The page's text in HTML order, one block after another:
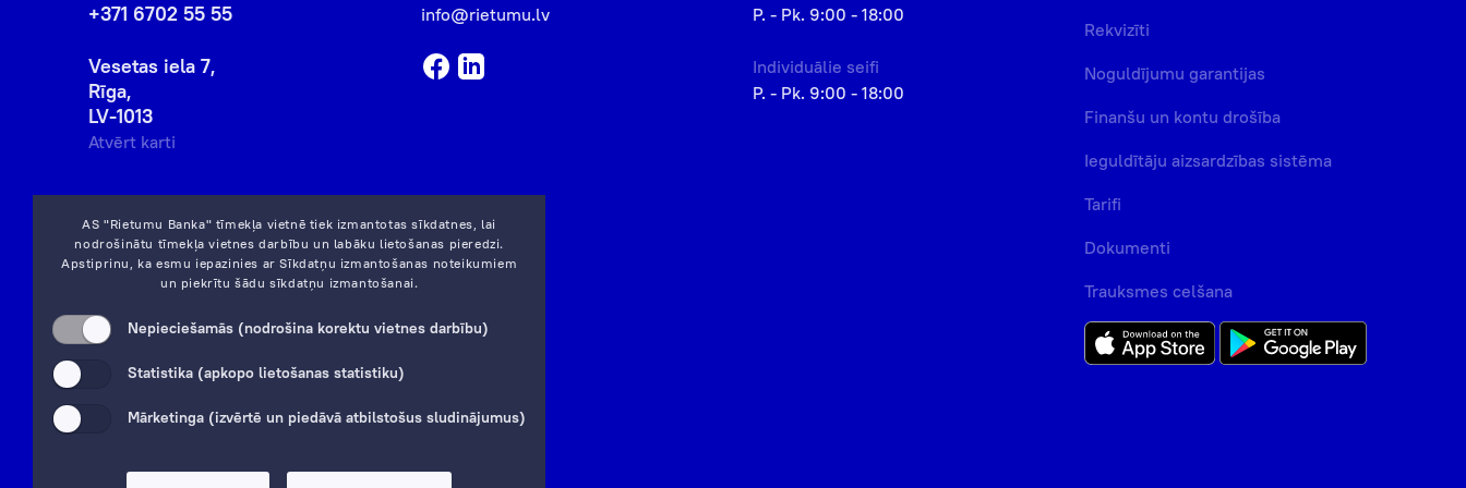
AS "Rietumu Banka" tīmekļa vietnē tiek izmantotas sīkdatnes, lai
nodrošinātu tīmekļa vietnes darbību un labāku lietošanas pieredzi.
Apstiprinu, ka esmu iepazinies arSīkdatņu izmantošanas noteikumiem
un piekrītu šādu sīkdatņu izmantošanai.
Nepieciešamās (nodrošina korektu vietnes darbību)
Statistika (apkopo lietošanas statistiku)
Mārketinga (izvērtē un piedāvā atbilstošus sludinājumus)
+371 6702 55 55
Vesetas iela 7,
Rīga,
LV-1013
Atvērt karti
info@rietumu.lv
P. - Pk. 9:00 - 18:00
Individuālie seifi
P. - Pk. 9:00 - 18:00
Rekvizīti
Noguldījumu garantijas
Finanšu un kontu drošība
Ieguldītāju aizsardzības sistēma
Tarifi
Dokumenti
Trauksmes celšana